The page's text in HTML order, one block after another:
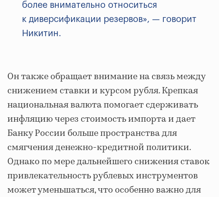
более внимательно относиться
к диверсификации резервов», — говорит
Никитин.
Он также обращает внимание на связь между
снижением ставки и курсом рубля. Крепкая
национальная валюта помогает сдерживать
инфляцию через стоимость импорта и дает
Банку России больше пространства для
смягчения денежно-кредитной политики.
Однако по мере дальнейшего снижения ставок
привлекательность рублевых инструментов
может уменьшаться, что особенно важно для